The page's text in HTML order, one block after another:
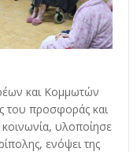
και Κομμωτών
του προσφοράς και
υλοποίησε
ενόψει της